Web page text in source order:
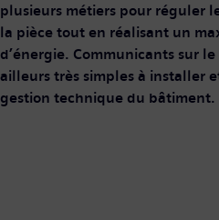
plusieurs métiers pour réguler
la pièce tout en réalisant un
d’énergie. Communicants sur
ailleurs très simples à installer
gestion technique du bâtiment.